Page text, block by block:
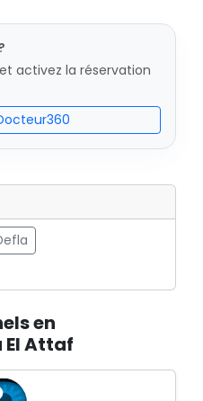
activez la réservation
en
Attaf